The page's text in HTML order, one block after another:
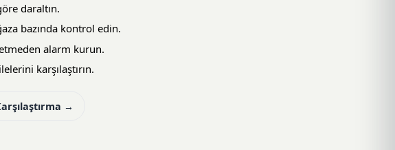
daraltın.
bazında kontrol edin.
alarm kurun.
karşılaştırın.
→